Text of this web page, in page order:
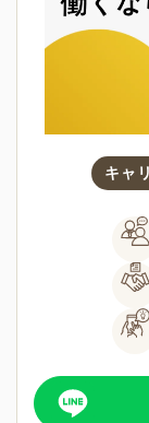
キャ